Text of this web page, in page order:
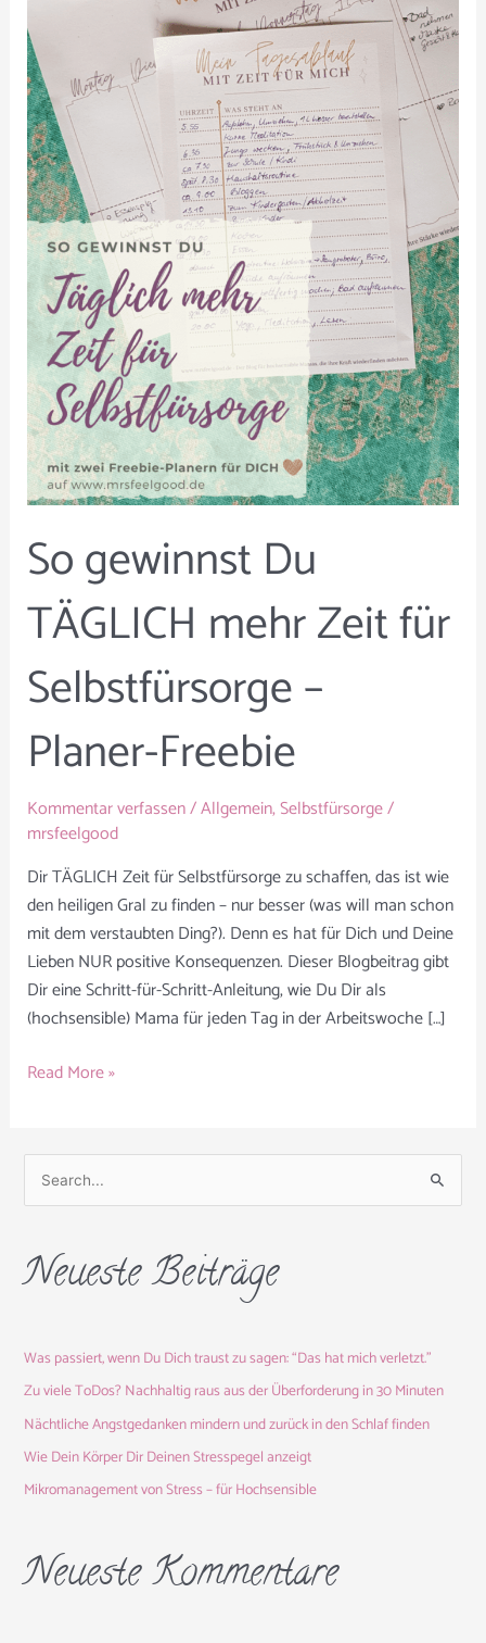
So gewinnst Du
TÄGLICH mehr Zeit für
Selbstfürsorge –
Planer-Freebie
Kommentar verfassen/Allgemein,Selbstfürsorge/
mrsfeelgood
Dir TÄGLICH Zeit für Selbstfürsorge zu schaffen, das ist wie
den heiligen Gral zu finden – nur besser (was will man schon
mit dem verstaubten Ding?). Denn es hat für Dich und Deine
Lieben NUR positive Konsequenzen. Dieser Blogbeitrag gibt
Dir eine Schritt-für-Schritt-Anleitung, wie Du Dir als
(hochsensible) Mama für jeden Tag in der Arbeitswoche […]
Zeit
für
Selbstfürsorge
–
Planer-
Freebie
Read More »
u
h
n
a
c
h
Neueste Beiträge
Was passiert, wenn Du Dich traust zu sagen: “Das hat mich verletzt.”
Zu viele ToDos? Nachhaltig raus aus der Überforderung in 30 Minuten
Nächtliche Angstgedanken mindern und zurück in den Schlaf finden
Wie Dein Körper Dir Deinen Stresspegel anzeigt
Mikromanagement von Stress – für Hochsensible
Neueste Kommentare